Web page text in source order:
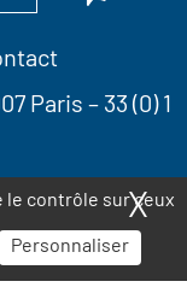
le contrôle sur ceux
Personnaliser
X
Paris – 33 (0) 1